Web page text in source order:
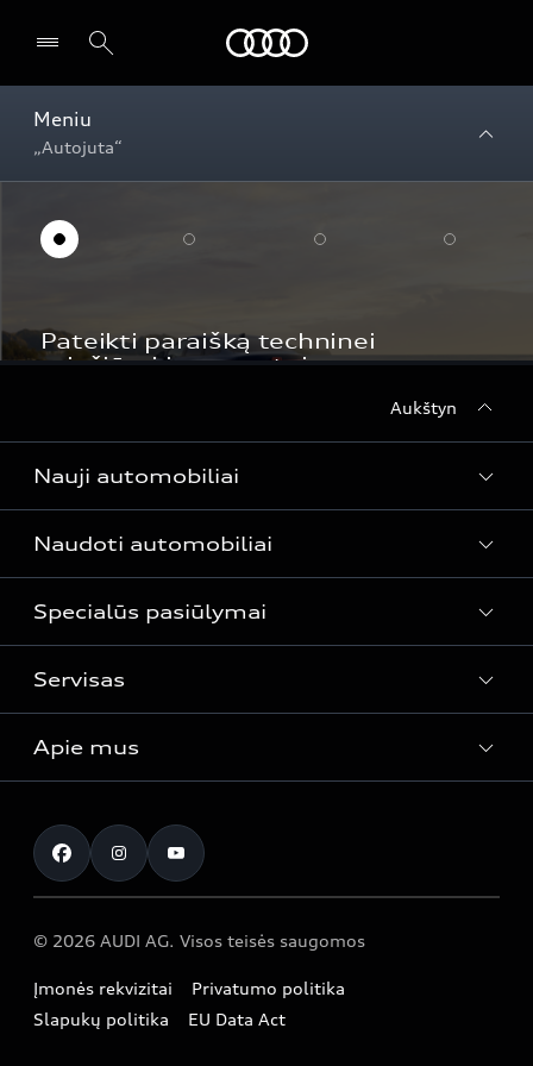
Meniu
„Autojuta“
Aukštyn
Nauji automobiliai
Modeliai
Automobiliai sandėlyje
Audi Lizingas
Naudoti automobiliai
Naudoti automobiliai
Specialūs pasiūlymai
Specialūs pasiūlymai
Servisas
Servisas
Apie mus
Kontaktai
© 2026 AUDI AG. Visos teisės saugomos
Įmonės rekvizitai
Privatumo politika
Slapukų politika
EU Data Act